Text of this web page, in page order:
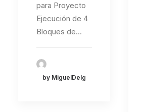
para Proyecto
Ejecución de 4
Bloques de…
by MiguelDelg